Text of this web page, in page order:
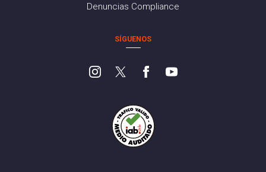
Denuncias Compliance
SÍGUENOS